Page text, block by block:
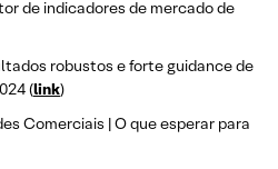
de indicadores de mercado de
robustos e forte guidance de
(link)
Comerciais | O que esperar para